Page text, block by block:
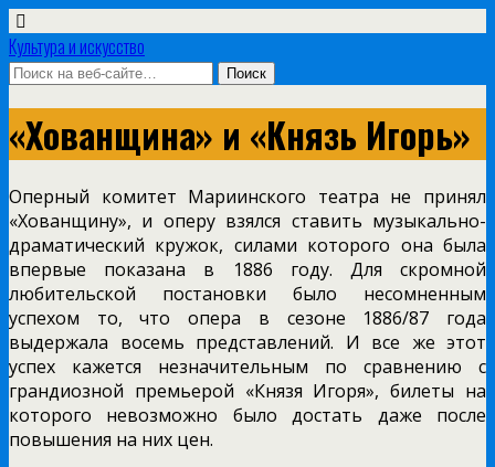
Культура и искусство
«Хованщина» и «Князь Игорь»
Оперный комитет Мариинского театра не принял
«Хованщину», и оперу взялся ставить музыкально-
драматический кружок, силами которого она была
впервые показана в 1886 году. Для скромной
любительской постановки было несомненным
успехом то, что опера в сезоне 1886/87 года
выдержала восемь представлений. И все же этот
успех кажется незначительным по сравнению с
грандиозной премьерой «Князя Игоря», билеты на
которого невозможно было достать даже после
повышения на них цен.